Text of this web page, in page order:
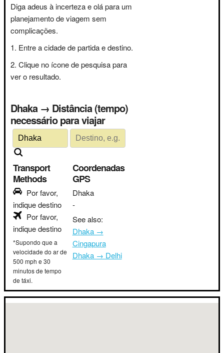
Diga adeus à incerteza e olá para um
planejamento de viagem sem
complicações.
Entre a cidade de partida e destino.
Clique no ícone de pesquisa para
ver o resultado.
Dhaka → Distância (tempo)
necessário para viajar
Transport
Methods
Por favor,
indique destino
Por favor,
indique destino
*Supondo que a
velocidade do ar de
500 mph e 30
minutos de tempo
de táxi.
Coordenadas
GPS
Dhaka
-
See also:
Dhaka →
Cingapura
Dhaka → Delhi